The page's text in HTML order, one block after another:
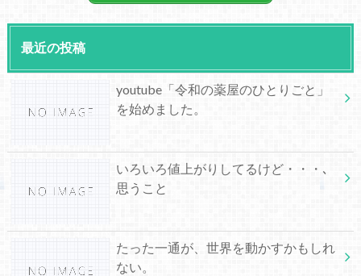
最近の投稿
youtube「令和の薬屋のひとりごと」
を始めました。
いろいろ値上がりしてるけど・・・､
思うこと
たった一通が、世界を動かすかもしれ
ない。